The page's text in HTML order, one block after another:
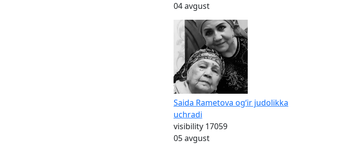
04 avgust
Saida Rametova og‘ir judolikka
uchradi
visibility 17059
05 avgust